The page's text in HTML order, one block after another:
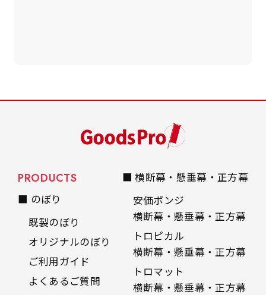
PRODUCTS
■ のぼり
既製のぼり
オリジナルのぼり
ご利用ガイド
よくあるご質問
■ 横断幕・懸垂幕・正方幕
安価ポンジ
横断幕・懸垂幕・正方幕
トロピカル
横断幕・懸垂幕・正方幕
トロマット
横断幕・懸垂幕・正方幕